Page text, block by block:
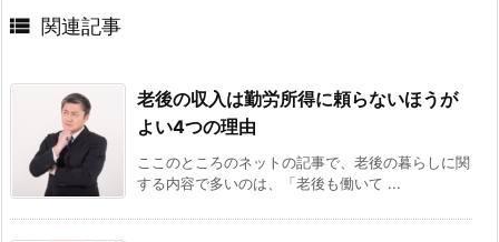
 関連記事
老後の収入は勤労所得に頼らないほうが
よい4つの理由
ここのところのネットの記事で、老後の暮らしに関
する内容で多いのは、「老後も働いて ...